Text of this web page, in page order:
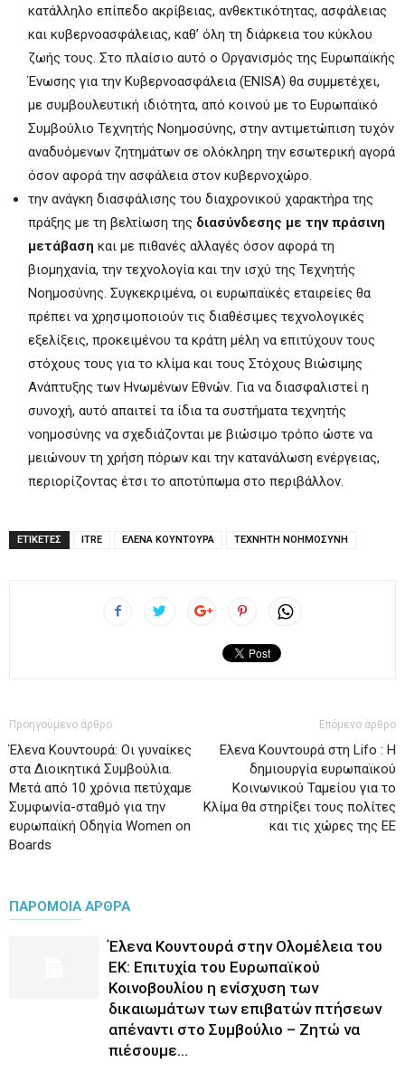
κατάλληλο επίπεδο ακρίβειας, ανθεκτικότητας, ασφάλειας
και κυβερνοασφάλειας, καθ’ όλη τη διάρκεια του κύκλου
ζωής τους. Στο πλαίσιο αυτό ο Οργανισμός της Ευρωπαϊκής
Ένωσης για την Κυβερνοασφάλεια (ENISA) θα συμμετέχει,
με συμβουλευτική ιδιότητα, από κοινού με το Ευρωπαϊκό
Συμβούλιο Τεχνητής Νοημοσύνης, στην αντιμετώπιση τυχόν
αναδυόμενων ζητημάτων σε ολόκληρη την εσωτερική αγορά
όσον αφορά την ασφάλεια στον κυβερνοχώρο.
την ανάγκη διασφάλισης του διαχρονικού χαρακτήρα της
πράξης με τη βελτίωση της διασύνδεσης με την πράσινη
μετάβαση και με πιθανές αλλαγές όσον αφορά τη
βιομηχανία, την τεχνολογία και την ισχύ της Τεχνητής
Νοημοσύνης. Συγκεκριμένα, οι ευρωπαϊκές εταιρείες θα
πρέπει να χρησιμοποιούν τις διαθέσιμες τεχνολογικές
εξελίξεις, προκειμένου τα κράτη μέλη να επιτύχουν τους
στόχους τους για το κλίμα και τους Στόχους Βιώσιμης
Ανάπτυξης των Ηνωμένων Εθνών. Για να διασφαλιστεί η
συνοχή, αυτό απαιτεί τα ίδια τα συστήματα τεχνητής
νοημοσύνης να σχεδιάζονται με βιώσιμο τρόπο ώστε να
μειώνουν τη χρήση πόρων και την κατανάλωση ενέργειας,
περιορίζοντας έτσι το αποτύπωμα στο περιβάλλον.
ΕΤΙΚΕΤΕΣ ITRE ΕΛΕΝΑ ΚΟΥΝΤΟΥΡΑ ΤΕΧΝΗΤΗ ΝΟΗΜΟΣΥΝΗ
Προηγούμενο άρθρο
Έλενα Κουντουρά: Οι γυναίκες
στα Διοικητικά Συμβούλια.
Μετά από 10 χρόνια πετύχαμε
Συμφωνία-σταθμό για την
ευρωπαϊκή Οδηγία Women on
Boards
Επόμενο άρθρο
Ελενα Κουντουρά στη Lifo : Η
δημιουργία ευρωπαϊκού
Κοινωνικού Ταμείου για το
Κλίμα θα στηρίξει τους πολίτες
και τις χώρες της ΕΕ
ΠΑΡΟΜΟΙΑ ΑΡΘΡΑ
Έλενα Κουντουρά στην Ολομέλεια του
ΕΚ: Επιτυχία του Ευρωπαϊκού
Κοινοβουλίου η ενίσχυση των
δικαιωμάτων των επιβατών πτήσεων
απέναντι στο Συμβούλιο – Ζητώ να
πιέσουμε...